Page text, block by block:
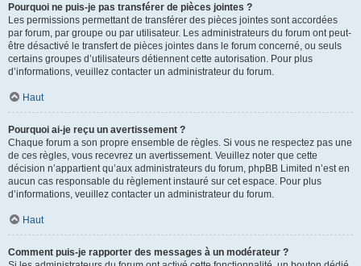
Pourquoi ne puis-je pas transférer de pièces jointes ?
Les permissions permettant de transférer des pièces jointes sont accordées
par forum, par groupe ou par utilisateur. Les administrateurs du forum ont peut-
être désactivé le transfert de pièces jointes dans le forum concerné, ou seuls
certains groupes d’utilisateurs détiennent cette autorisation. Pour plus
d’informations, veuillez contacter un administrateur du forum.
Haut
Pourquoi ai-je reçu un avertissement ?
Chaque forum a son propre ensemble de règles. Si vous ne respectez pas une
de ces règles, vous recevrez un avertissement. Veuillez noter que cette
décision n’appartient qu’aux administrateurs du forum, phpBB Limited n’est en
aucun cas responsable du règlement instauré sur cet espace. Pour plus
d’informations, veuillez contacter un administrateur du forum.
Haut
Comment puis-je rapporter des messages à un modérateur ?